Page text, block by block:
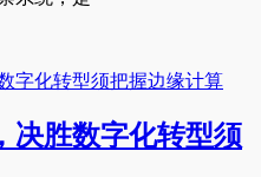
决胜数字化转型须